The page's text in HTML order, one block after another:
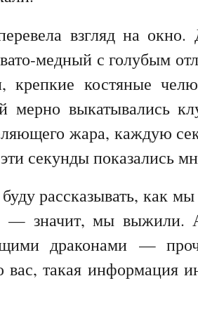
взгляд на окно.
медный с голубым
крепкие костяные
мерно выкатывались
жара, каждую
секунды показались
рассказывать, как
— значит, мы выжили.
драконами —
вас, такая информация